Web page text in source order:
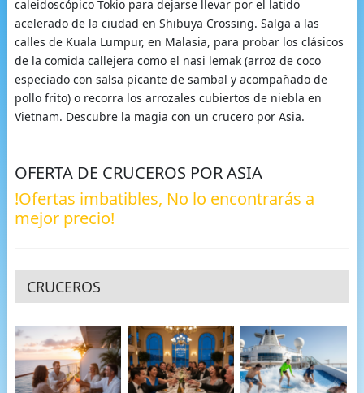
caleidoscópico Tokio para dejarse llevar por el latido
acelerado de la ciudad en Shibuya Crossing. Salga a las
calles de Kuala Lumpur, en Malasia, para probar los clásicos
de la comida callejera como el nasi lemak (arroz de coco
especiado con salsa picante de sambal y acompañado de
pollo frito) o recorra los arrozales cubiertos de niebla en
Vietnam. Descubre la magia con un crucero por Asia.
OFERTA DE CRUCEROS POR ASIA
!Ofertas imbatibles, No lo encontrarás a
mejor precio!
CRUCEROS